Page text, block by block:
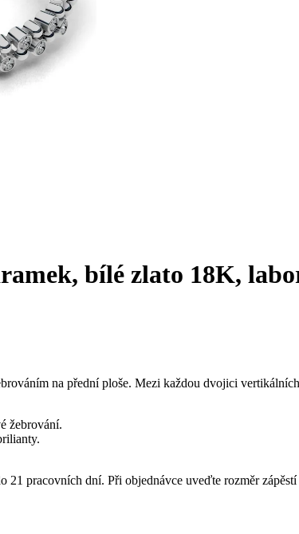
bílé zlato 18K,
na přední ploše. Mezi každou dvojici
žebrování.
21 pracovních dní. Při objednávce uveďte rozměr